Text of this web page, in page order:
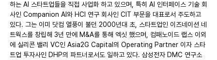
하는 AI 스타트업들을 직접 사업화 하고 있으며, 특히 AI 인터페이스 기술 회
사인 Companion AI와 HCI 연구 회사인 CIT 부문을 대표로서 주도하고
있다. 그는 이미 닷컴 열풍이 불던 2000년대 초, 스타트업인 이즈네이션 네
트웍스를 창립해 3년 만에 M&A를 통해 엑싯 했으며, 컴패노이드 랩스 이외
에 실리콘 밸리 VC인 Asia2G Capital의 Operating Partner 이자 스타
트업 투자사인 DHP의 파트너로서도 일하고 있다. 삼성전자 DMC 연구소